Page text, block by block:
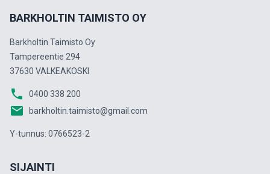
BARKHOLTIN TAIMISTO OY
Barkholtin Taimisto Oy
Tampereentie 294
37630 VALKEAKOSKI
phone 0400 338 200
email barkholtin.taimisto@gmail.com
Y-tunnus: 0766523-2
SIJAINTI